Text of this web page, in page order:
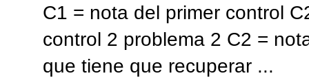
C1 = nota del primer control
control 2 problema 2 C2 =
que tiene que recuperar ...